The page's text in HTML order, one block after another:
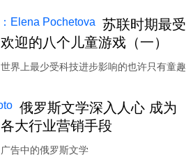
苏联时期最受
欢迎的八个儿童游戏（一）
世界上最少受科技进步影响的也许只有童趣
俄罗斯文学深入人心 成为
各大行业营销手段
广告中的俄罗斯文学